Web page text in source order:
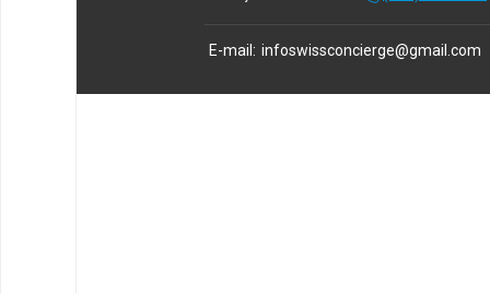
E-mail: infoswissconcierge@gmail.com